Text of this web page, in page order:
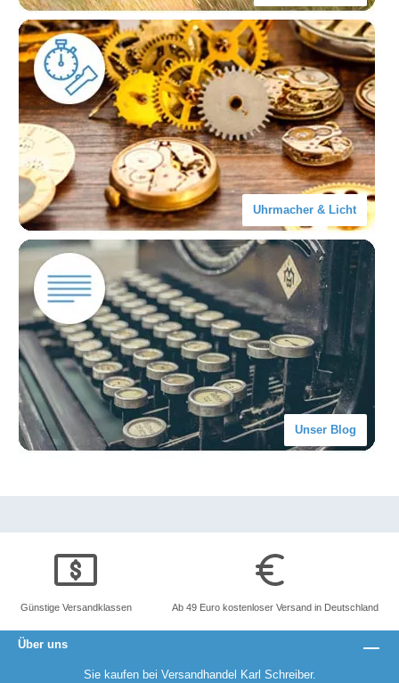
Uhrmacher & Licht
Unser Blog
Günstige Versandklassen Ab 49 Euro kostenloser Versand in Deutschland
Über uns
Sie kaufen bei Versandhandel Karl Schreiber.